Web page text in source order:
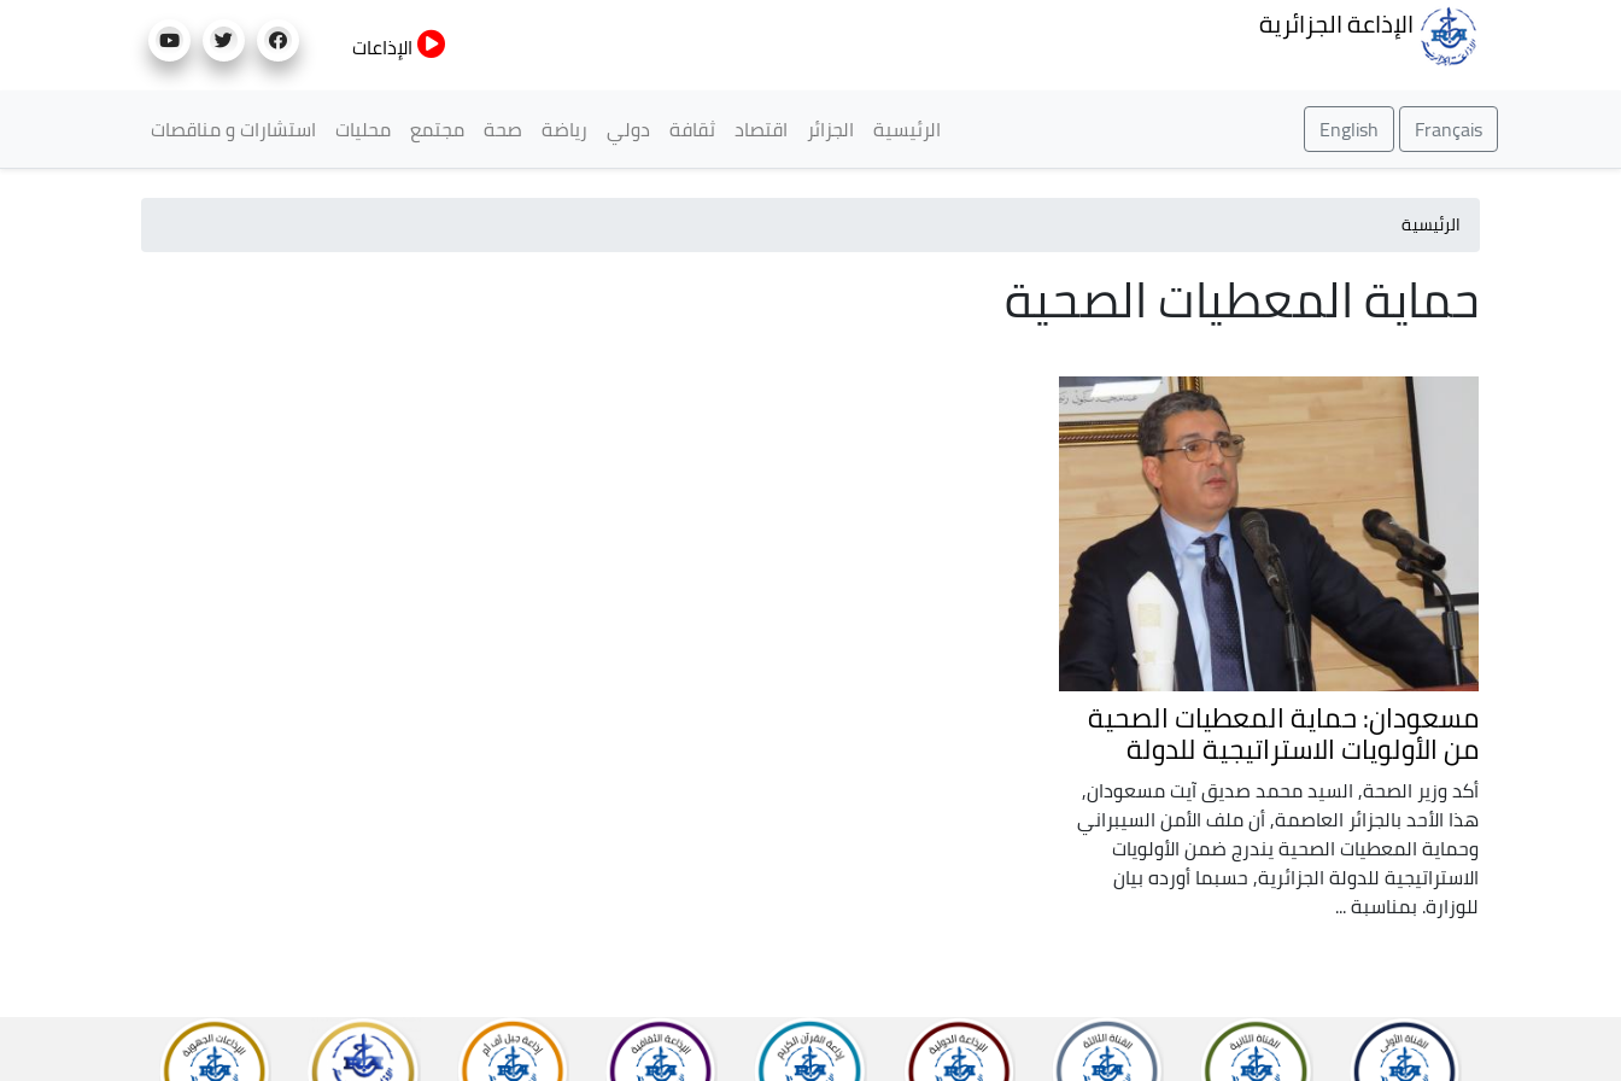
الإذاعة الجزائرية
الإذاعات
Français
English القائمة الرئيسية
الرئيسية الجزائر اقتصاد ثقافة دولي رياضة صحة مجتمع محليات استشارات و مناقصات
الرئيسية
حماية المعطيات الصحية
مسعودان: حماية المعطيات الصحية
من الأولويات الاستراتيجية للدولة
أكد وزير الصحة, السيد محمد صديق آيت مسعودان,
هذا الأحد بالجزائر العاصمة, أن ملف الأمن السيبراني
وحماية المعطيات الصحية يندرج ضمن الأولويات
الاستراتيجية للدولة الجزائرية, حسبما أورده بيان
للوزارة. بمناسبة ...